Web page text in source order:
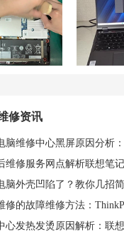
修资讯
维修中心黑屏原因分析：联想
服务网点解析联想笔记本电脑
脑外壳凹陷了？教你几招
的故障维修方法：
心发热发烫原因解析：联